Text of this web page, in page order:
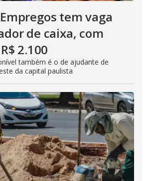
tem vaga
de caixa, com
2.100
também é o de ajudante de
da capital paulista